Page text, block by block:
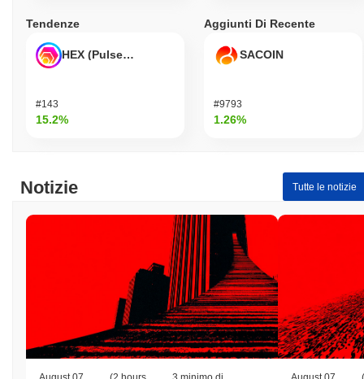
Tendenze
HEX (Pulsechain)
#143
15.2%
Aggiunti Di Recente
SACOIN
#9793
1.26%
Notizie Tutte le notizie